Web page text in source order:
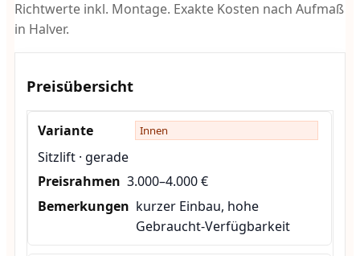
Richtwerte inkl. Montage. Exakte Kosten nach Aufmaß
in Halver.
Preisübersicht
Innen
Sitzlift · gerade
3.000–4.000 €
kurzer Einbau, hohe
Gebraucht-Verfügbarkeit